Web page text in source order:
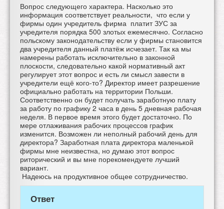
Вопрос следующего характера. Насколько это
информация соответствует реальности, что если у
фирмы один учредитель фирма платит ЗУС за
учредителя порядка 500 злотых ежемесячно. Согласно
польскому законодательству если у фирмы становится
два учредителя данный платёж исчезает. Так ка мы
намерены работать исключительно в законной
плоскости, следовательно какой нормативный акт
регулирует этот вопрос и есть ли смысл завести в
учредители ещё кого-то? Директор имеет разрешение
официально работать на территории Польши.
Соответственно он будет получать заработную плату
за работу по графику 2 часа в день 5 дневная рабочая
неделя. В первое время этого будет достаточно. По
мере отлаживания рабочих процессов график
изменится. Возможен ли неполный рабочий день для
директора? Заработная плата директора маленькой
фирмы мне неизвестна, но думаю этот вопрос
риторический и вы мне порекомендуете лучший
вариант.
Надеюсь на продуктивное общее сотрудничество.
Ответ